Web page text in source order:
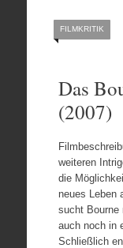
FILMKRITIK
Das
(2007)
weiteren
die
neues Leben
sucht Bourne
auch noch in
Schließlich